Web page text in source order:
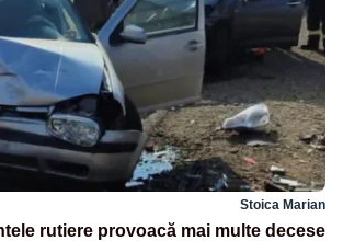
Stoica Marian
rutiere provoacă mai multe decese